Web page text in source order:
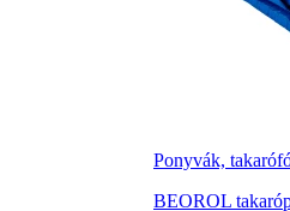
Ponyvák,
BEOROL